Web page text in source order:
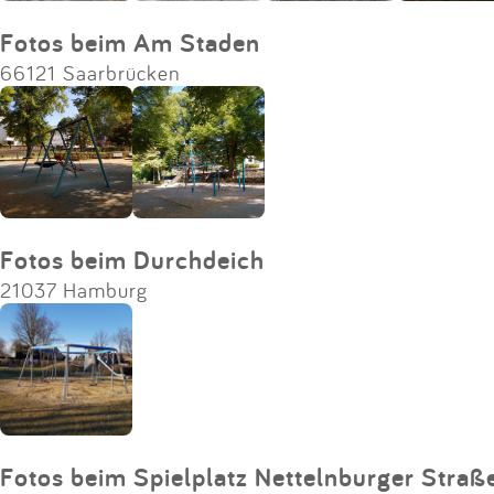
Fotos beim Am Staden
66121 Saarbrücken
Fotos beim Durchdeich
21037 Hamburg
Fotos beim Spielplatz Nettelnburger